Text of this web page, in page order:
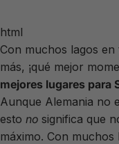
html
Con muchos lagos
más, ¡qué mejor
mejores lugares para
Aunque Alemania no
esto no significa que
máximo. Con